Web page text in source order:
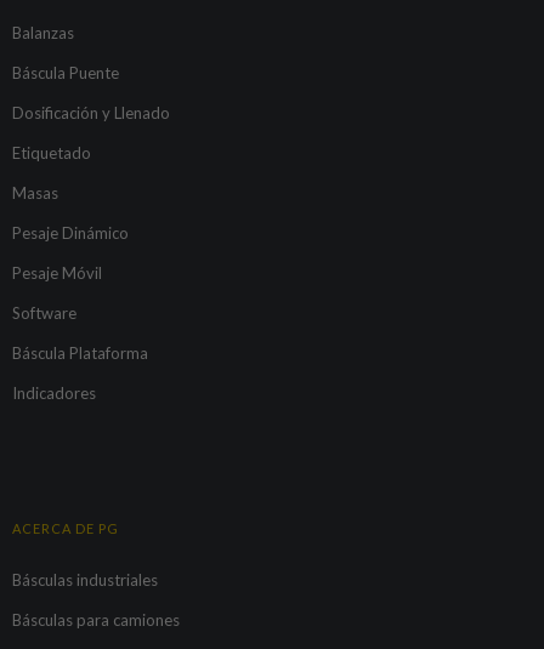
Balanzas
Báscula Puente
Dosificación y Llenado
Etiquetado
Masas
Pesaje Dinámico
Pesaje Móvil
Software
Báscula Plataforma
Indicadores
ACERCA DE PG
Básculas industriales
Básculas para camiones